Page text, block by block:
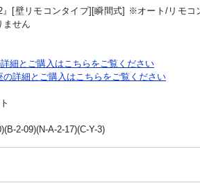
[壁リモコンタイプ][瞬間式] ※オート/リモコ
ません
細とご購入はこちらをご覧ください
の詳細とご購入はこちらをご覧ください
2-09)(N-A-2-17)(C-Y-3)